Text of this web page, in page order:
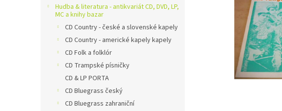
Hudba & literatura - antikvariát CD, DVD, LP,
MC a knihy bazar
CD Country - české a slovenské kapely
CD Country - americké kapely kapely
CD Folk a folklór
CD Trampské písničky
CD & LP PORTA
CD Bluegrass český
CD Bluegrass zahraniční
hvězdiček.